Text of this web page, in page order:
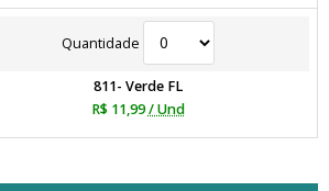
Quantidade
811- Verde FL
R$ 11,99 / Und